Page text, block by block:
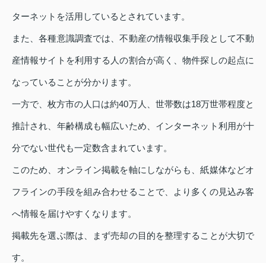
ターネットを活用しているとされています。
また、各種意識調査では、不動産の情報収集手段として不動
産情報サイトを利用する人の割合が高く、物件探しの起点に
なっていることが分かります。
一方で、枚方市の人口は約40万人、世帯数は18万世帯程度と
推計され、年齢構成も幅広いため、インターネット利用が十
分でない世代も一定数含まれています。
このため、オンライン掲載を軸にしながらも、紙媒体などオ
フラインの手段を組み合わせることで、より多くの見込み客
へ情報を届けやすくなります。
掲載先を選ぶ際は、まず売却の目的を整理することが大切で
す。